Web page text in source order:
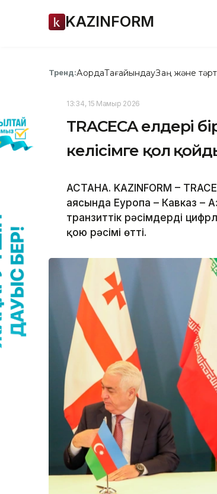
KAZINFORM
Тренд:АқордаТағайындауЗаң және
13:34, 15 Мамыр 2026
TRACECA елдері
келісімге қол
АСТАНА. KAZINFORM –
аясында Еуропа – Кавказ –
транзиттік рәсімдерді
қою рәсімі өтті.